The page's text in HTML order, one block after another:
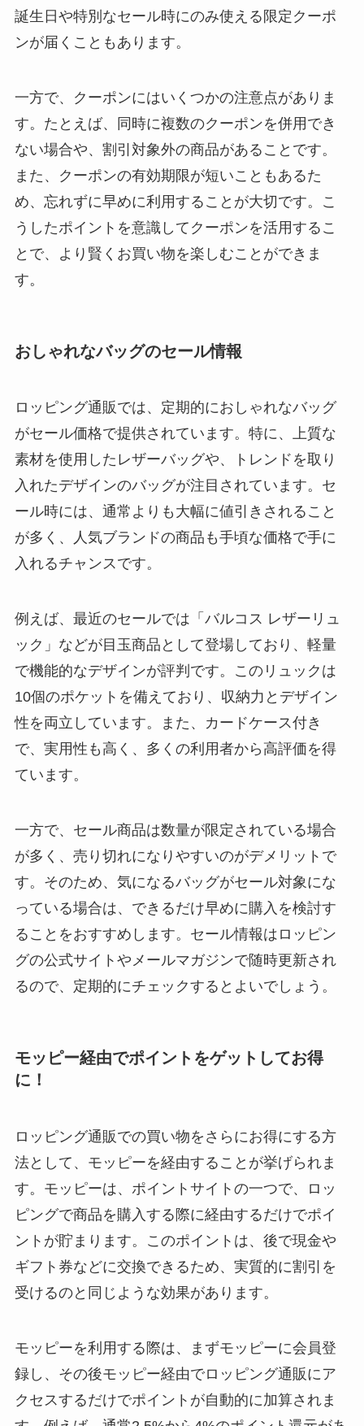
誕生日や特別なセール時にのみ使える限定クーポ
ンが届くこともあります。
一方で、クーポンにはいくつかの注意点がありま
す。たとえば、同時に複数のクーポンを併用でき
ない場合や、割引対象外の商品があることです。
また、クーポンの有効期限が短いこともあるた
め、忘れずに早めに利用することが大切です。こ
うしたポイントを意識してクーポンを活用するこ
とで、より賢くお買い物を楽しむことができま
す。
おしゃれなバッグのセール情報
ロッピング通販では、定期的におしゃれなバッグ
がセール価格で提供されています。特に、上質な
素材を使用したレザーバッグや、トレンドを取り
入れたデザインのバッグが注目されています。セ
ール時には、通常よりも大幅に値引きされること
が多く、人気ブランドの商品も手頃な価格で手に
入れるチャンスです。
例えば、最近のセールでは「バルコス レザーリュ
ック」などが目玉商品として登場しており、軽量
で機能的なデザインが評判です。このリュックは
10個のポケットを備えており、収納力とデザイン
性を両立しています。また、カードケース付き
で、実用性も高く、多くの利用者から高評価を得
ています。
一方で、セール商品は数量が限定されている場合
が多く、売り切れになりやすいのがデメリットで
す。そのため、気になるバッグがセール対象にな
っている場合は、できるだけ早めに購入を検討す
ることをおすすめします。セール情報はロッピン
グの公式サイトやメールマガジンで随時更新され
るので、定期的にチェックするとよいでしょう。
モッピー経由でポイントをゲットしてお得
に！
ロッピング通販での買い物をさらにお得にする方
法として、モッピーを経由することが挙げられま
す。モッピーは、ポイントサイトの一つで、ロッ
ピングで商品を購入する際に経由するだけでポイ
ントが貯まります。このポイントは、後で現金や
ギフト券などに交換できるため、実質的に割引を
受けるのと同じような効果があります。
モッピーを利用する際は、まずモッピーに会員登
録し、その後モッピー経由でロッピング通販にア
クセスするだけでポイントが自動的に加算されま